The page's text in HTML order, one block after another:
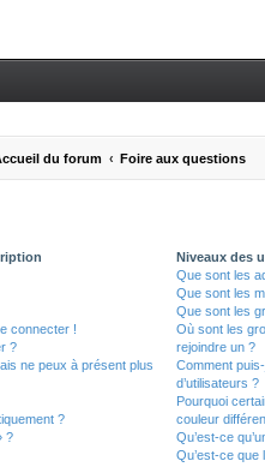
du forum Foire aux questions
connecter !
?
ne peux à présent plus
?
?
Niveaux des
Que sont les
Que sont les
Que sont les
Où sont les
rejoindre un ?
Comment
d’utilisateurs ?
Pourquoi
couleur
Qu’est-ce
Qu’est-ce que